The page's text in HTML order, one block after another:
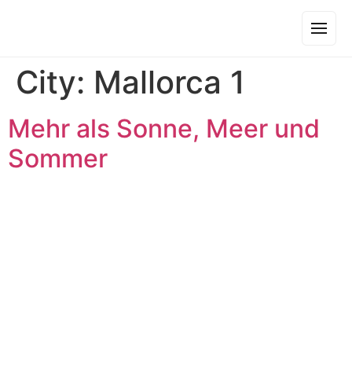
City: Mallorca 1
Mehr als Sonne, Meer und
Sommer